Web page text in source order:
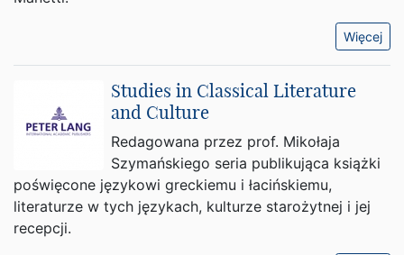
Więcej
Studies in Classical Literature
and Culture
Redagowana przez prof. Mikołaja
Szymańskiego seria publikująca książki
poświęcone językowi greckiemu i łacińskiemu,
literaturze w tych językach, kulturze starożytnej i jej
recepcji.